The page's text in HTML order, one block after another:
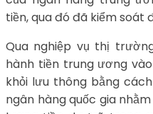
tiền, qua đó đã kiểm soát
Qua nghiệp vụ thị
hành tiền trung ương
khỏi lưu thông bằng
ngân hàng quốc gia